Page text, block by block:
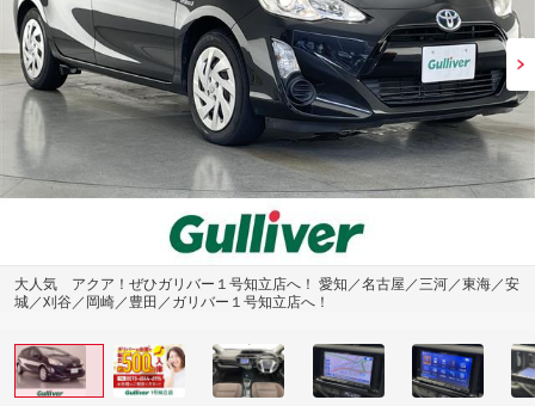
大人気 アクア！ぜひガリバー１号知立店へ！ 愛知／名古屋／三河／東海／安
城／刈谷／岡崎／豊田／ガリバー１号知立店へ！